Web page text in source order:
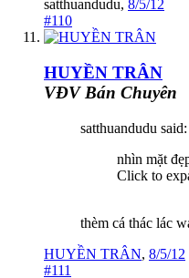
satthuandudu, 8/5/12
#110
HUYỀN TRÂN
VĐV Bán Chuyên
satthuandudu said:
nhìn mặt
Click to
thèm cá thác lác
HUYỀN TRÂN, 8/5/12
#111